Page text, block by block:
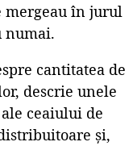
mergeau în jurul
numai.
cantitatea de
descrie unele
ceaiului de
și,